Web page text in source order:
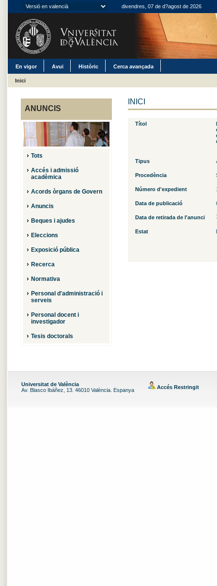
divendres, 07 de d?agost de 2026
En vigor Avui Històric Cerca avançada
Inici
ANUNCIS
Tots
Accés i admissió
acadèmica
Acords òrgans de Govern
Anuncis
Beques i ajudes
Eleccions
Exposició pública
Recerca
Normativa
Personal d'administració i
serveis
Personal docent i
investigador
Tesis doctorals
INICI
Títol
Tipus
Procedència
Número d'expedient
Data de publicació
Data de retirada de l'anunci
Estat
Universitat de València
Av. Blasco Ibáñez, 13. 46010 València. Espanya
Accés Restringit